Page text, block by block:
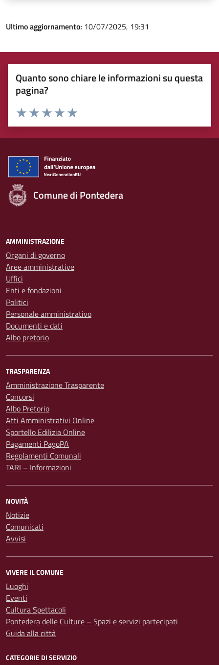
Ultimo aggiornamento: 10/07/2025, 19:31
Quanto sono chiare le informazioni su questa
pagina?
Rating:
Valuta 5 stelle su 5
Valuta 4 stelle su 5
Valuta 3 stelle su 5
Valuta 2 stelle su 5
Valuta 1 stelle su 5
Comune di Pontedera
AMMINISTRAZIONE
Organi di governo
Aree amministrative
Uffici
Enti e fondazioni
Politici
Personale amministrativo
Documenti e dati
Albo pretorio
TRASPARENZA
Amministrazione Trasparente
Concorsi
Albo Pretorio
Atti Amministrativi Online
Sportello Edilizia Online
Pagamenti PagoPA
Regolamenti Comunali
TARI – Informazioni
NOVITÀ
Notizie
Comunicati
Avvisi
VIVERE IL COMUNE
Luoghi
Eventi
Cultura Spettacoli
Pontedera delle Culture – Spazi e servizi partecipati
Guida alla città
CATEGORIE DI SERVIZIO